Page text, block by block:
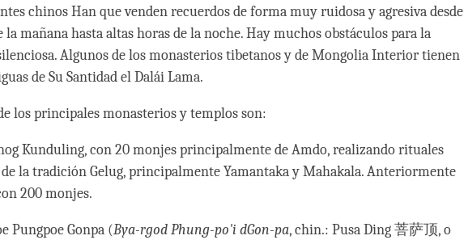
chinos Han que venden recuerdos de forma muy ruidosa y agresiva desde
la mañana hasta altas horas de la noche. Hay muchos obstáculos para la
Algunos de los monasterios tibetanos y de Mongolia Interior tienen
de Su Santidad el Dalái Lama.
los principales monasterios y templos son:
Kunduling, con 20 monjes principalmente de Amdo, realizando rituales
la tradición Gelug, principalmente Yamantaka y Mahakala. Anteriormente
200 monjes.
Pungpoe Gonpa (Bya-rgod Phung-po'i dGon-pa, chin.: Pusa Ding 菩萨顶, o